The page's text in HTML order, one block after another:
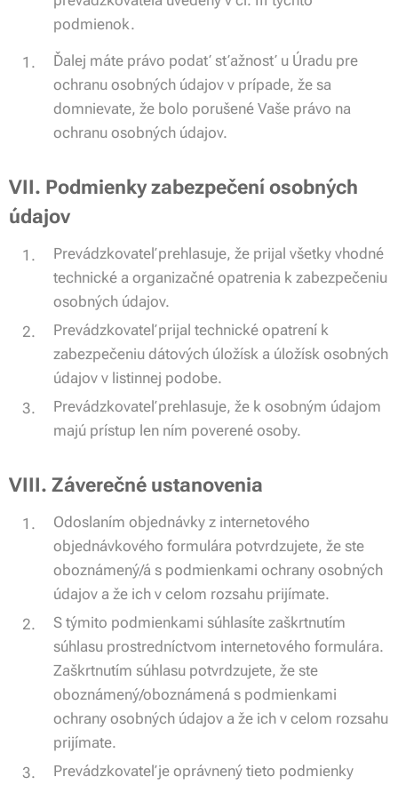
podmienok.
Ďalej máte právo podať sťažnosť u Úradu pre
ochranu osobných údajov v prípade, že sa
domnievate, že bolo porušené Vaše právo na
ochranu osobných údajov.
VII. Podmienky zabezpečení osobných
údajov
Prevádzkovateľ prehlasuje, že prijal všetky vhodné
technické a organizačné opatrenia k zabezpečeniu
osobných údajov.
Prevádzkovateľ prijal technické opatrení k
zabezpečeniu dátových úložísk a úložísk osobných
údajov v listinnej podobe.
Prevádzkovateľ prehlasuje, že k osobným údajom
majú prístup len ním poverené osoby.
VIII. Záverečné ustanovenia
Odoslaním objednávky z internetového
objednávkového formulára potvrdzujete, že ste
oboznámený/á s podmienkami ochrany osobných
údajov a že ich v celom rozsahu prijímate.
S týmito podmienkami súhlasíte zaškrtnutím
súhlasu prostredníctvom internetového formulára.
Zaškrtnutím súhlasu potvrdzujete, že ste
oboznámený/oboznámená s podmienkami
ochrany osobných údajov a že ich v celom rozsahu
prijímate.
Prevádzkovateľ je oprávnený tieto podmienky